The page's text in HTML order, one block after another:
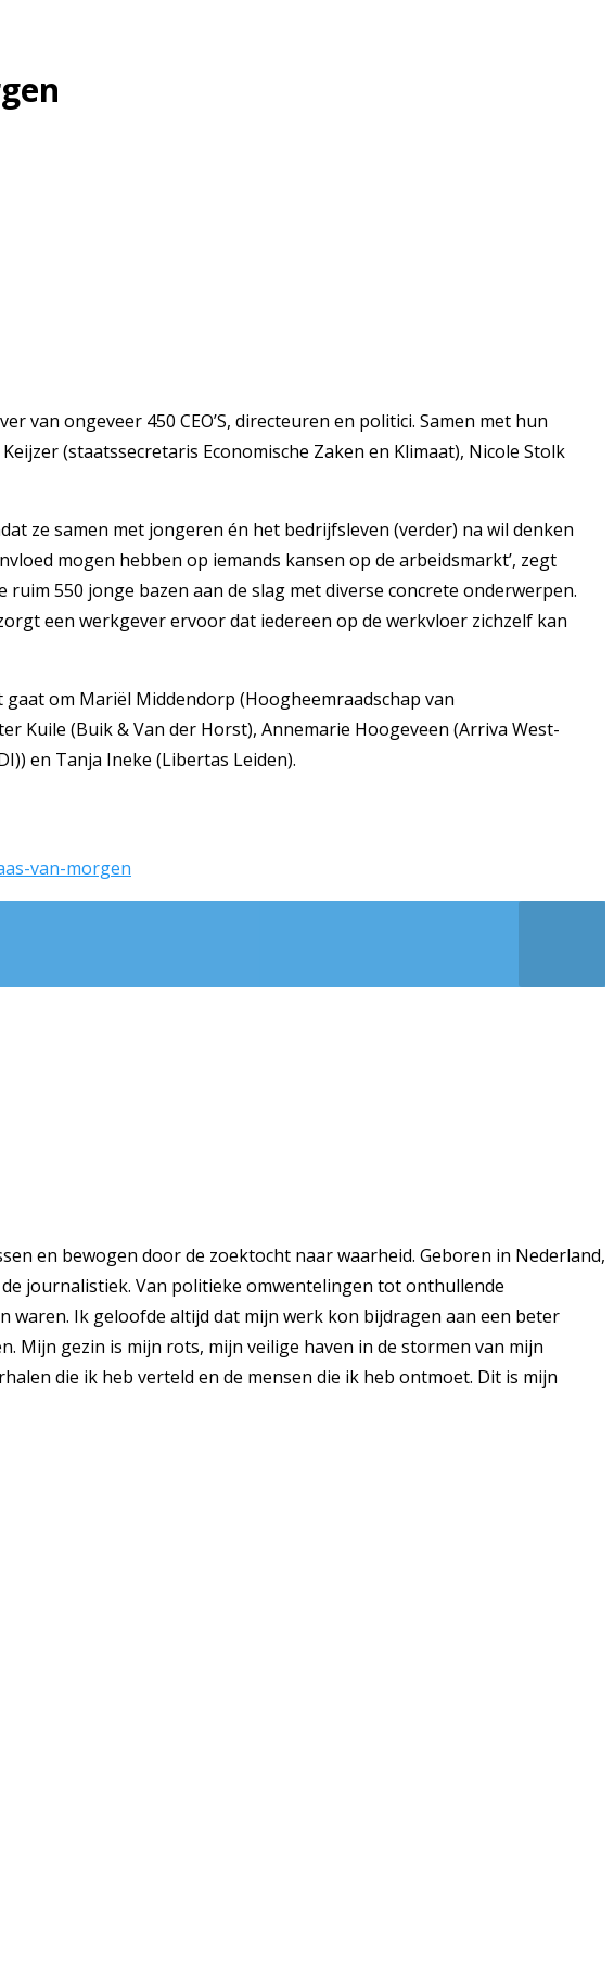
van ongeveer 450 CEO’S, directeuren en politici. Samen met hun
(staatssecretaris Economische Zaken en Klimaat), Nicole Stolk
ze samen met jongeren én het bedrijfsleven (verder) na wil denken
mogen hebben op iemands kansen op de arbeidsmarkt’, zegt
550 jonge bazen aan de slag met diverse concrete onderwerpen.
een werkgever ervoor dat iedereen op de werkvloer zichzelf kan
om Mariël Middendorp (Hoogheemraadschap van
Kuile (Buik & Van der Horst), Annemarie Hoogeveen (Arriva West-
en Tanja Ineke (Libertas Leiden).
van-morgen
en bewogen door de zoektocht naar waarheid. Geboren in Nederland,
journalistiek. Van politieke omwentelingen tot onthullende
waren. Ik geloofde altijd dat mijn werk kon bijdragen aan een beter
Mijn gezin is mijn rots, mijn veilige haven in de stormen van mijn
die ik heb verteld en de mensen die ik heb ontmoet. Dit is mijn